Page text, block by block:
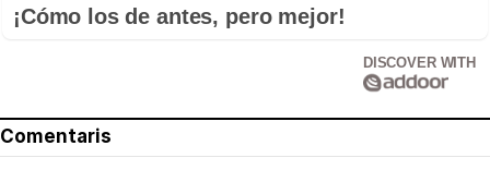
¡Cómo los de antes, pero mejor!
DISCOVER WITH
Comentaris